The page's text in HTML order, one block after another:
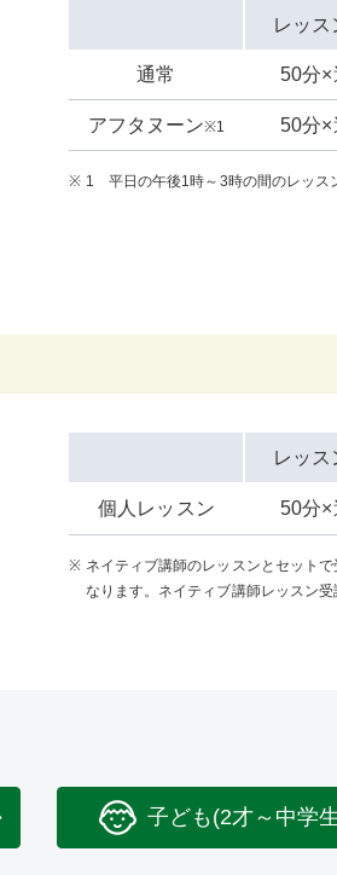
レッス
通常 50分×
アフタヌーン※1 50分×
1 平日の午後1時～3時の間のレッス
レッス
個人レッスン 50分×
ネイティブ講師のレッスンとセット
なります。ネイティブ講師レッスン受
子ども(2才～中学